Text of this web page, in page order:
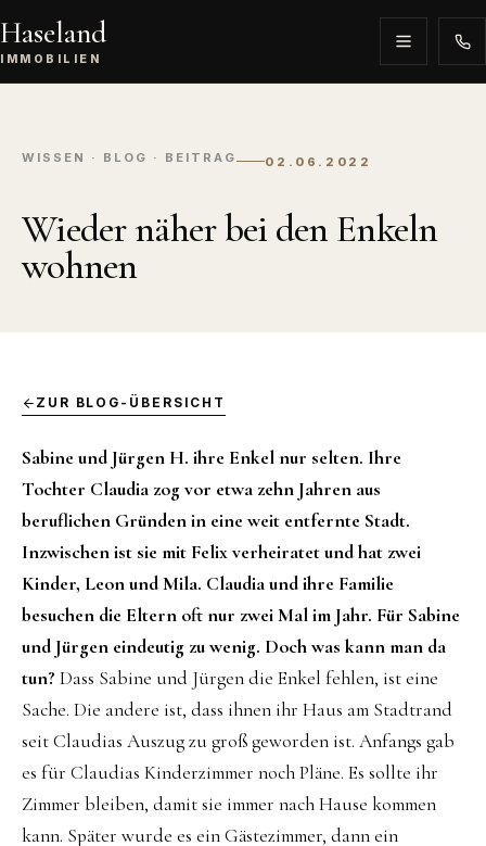
Haseland
IMMOBILIEN
WISSEN · BLOG · BEITRAG 02.06.2022
Wieder näher bei den Enkeln
wohnen
ZUR BLOG-ÜBERSICHT
Sabine und Jürgen H. ihre Enkel nur selten. Ihre
Tochter Claudia zog vor etwa zehn Jahren aus
beruflichen Gründen in eine weit entfernte Stadt.
Inzwischen ist sie mit Felix verheiratet und hat zwei
Kinder, Leon und Mila. Claudia und ihre Familie
besuchen die Eltern oft nur zwei Mal im Jahr. Für Sabine
und Jürgen eindeutig zu wenig. Doch was kann man da
tun? Dass Sabine und Jürgen die Enkel fehlen, ist eine
Sache. Die andere ist, dass ihnen ihr Haus am Stadtrand
seit Claudias Auszug zu groß geworden ist. Anfangs gab
es für Claudias Kinderzimmer noch Pläne. Es sollte ihr
Zimmer bleiben, damit sie immer nach Hause kommen
kann. Später wurde es ein Gästezimmer, dann ein